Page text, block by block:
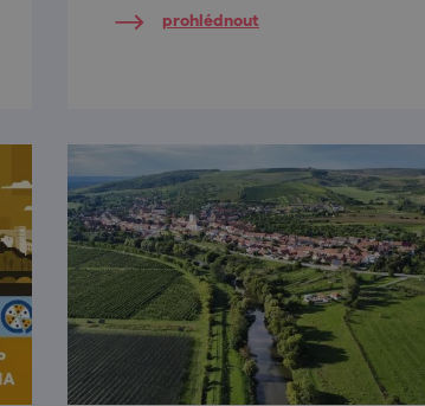
v sobotu 5. září.
prohlédnout